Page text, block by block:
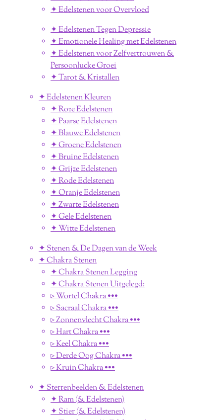
✦ Edelstenen voor Overvloed
✦ Edelstenen Tegen Depressie
✦ Emotionele Healing met Edelstenen
✦ Edelstenen voor Zelfvertrouwen &
Persoonlucke Groei
✦ Tarot & Kristallen
✦ Edelstenen Kleuren
✦ Roze Edelstenen
✦ Paarse Edelstenen
✦ Blauwe Edelstenen
✦ Groene Edelstenen
✦ Bruine Edelstenen
✦ Grijze Edelstenen
✦ Rode Edelstenen
✦ Oranje Edelstenen
✦ Zwarte Edelstenen
✦ Gele Edelstenen
✦ Witte Edelstenen
✦ Stenen & De Dagen van de Week
✦ Chakra Stenen
✦ Chakra Stenen Legging
✦ Chakra Stenen Uitgelegd:
▹ Wortel Chakra •••
▹ Sacraal Chakra •••
▹ Zonnenvlecht Chakra •••
▹ Hart Chakra •••
▹ Keel Chakra •••
▹ Derde Oog Chakra •••
▹ Kruin Chakra •••
✦ Sterrenbeelden & Edelstenen
✦ Ram (& Edelstenen)
✦ Stier (& Edelstenen)